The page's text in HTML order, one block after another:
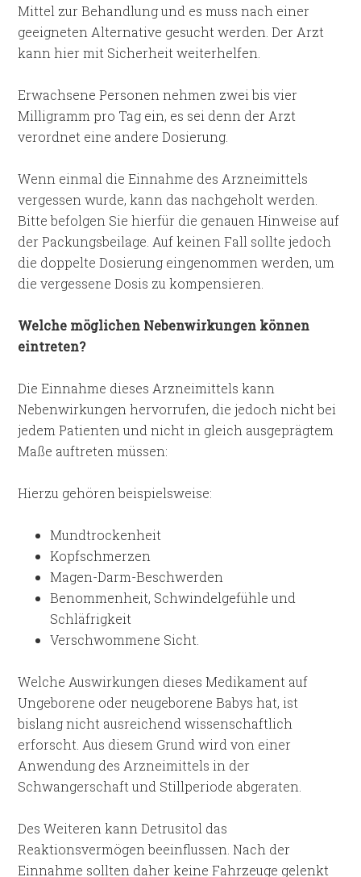
Mittel zur Behandlung und es muss nach einer
geeigneten Alternative gesucht werden. Der Arzt
kann hier mit Sicherheit weiterhelfen.
Erwachsene Personen nehmen zwei bis vier
Milligramm pro Tag ein, es sei denn der Arzt
verordnet eine andere Dosierung.
Wenn einmal die Einnahme des Arzneimittels
vergessen wurde, kann das nachgeholt werden.
Bitte befolgen Sie hierfür die genauen Hinweise auf
der Packungsbeilage. Auf keinen Fall sollte jedoch
die doppelte Dosierung eingenommen werden, um
die vergessene Dosis zu kompensieren.
Welche möglichen Nebenwirkungen können
eintreten?
Die Einnahme dieses Arzneimittels kann
Nebenwirkungen hervorrufen, die jedoch nicht bei
jedem Patienten und nicht in gleich ausgeprägtem
Maße auftreten müssen:
Hierzu gehören beispielsweise:
Mundtrockenheit
Kopfschmerzen
Magen-Darm-Beschwerden
Benommenheit, Schwindelgefühle und
Schläfrigkeit
Verschwommene Sicht.
Welche Auswirkungen dieses Medikament auf
Ungeborene oder neugeborene Babys hat, ist
bislang nicht ausreichend wissenschaftlich
erforscht. Aus diesem Grund wird von einer
Anwendung des Arzneimittels in der
Schwangerschaft und Stillperiode abgeraten.
Des Weiteren kann Detrusitol das
Reaktionsvermögen beeinflussen. Nach der
Einnahme sollten daher keine Fahrzeuge gelenkt